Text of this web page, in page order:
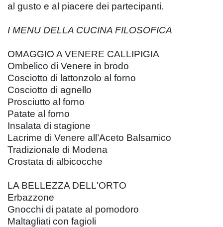
al gusto e al piacere dei partecipanti.
I MENU DELLA CUCINA FILOSOFICA
OMAGGIO A VENERE CALLIPIGIA
Ombelico di Venere in brodo
Cosciotto di lattonzolo al forno
Cosciotto di agnello
Prosciutto al forno
Patate al forno
Insalata di stagione
Lacrime di Venere all’Aceto Balsamico
Tradizionale di Modena
Crostata di albicocche
LA BELLEZZA DELL'ORTO
Erbazzone
Gnocchi di patate al pomodoro
Maltagliati con fagioli